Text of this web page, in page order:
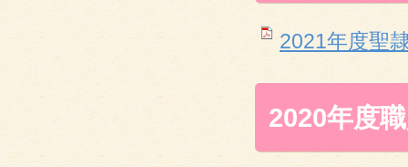
2021年度聖
2020年度